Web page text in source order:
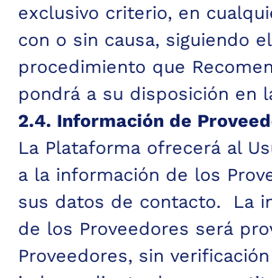
exclusivo criterio, en
con o sin causa, siguiendo el
procedimiento que
pondrá a su disposición en
2.4. Información de
La Plataforma ofrecerá al
a la información de los
sus datos de contacto.  La
de los Proveedores será
Proveedores, sin verificación